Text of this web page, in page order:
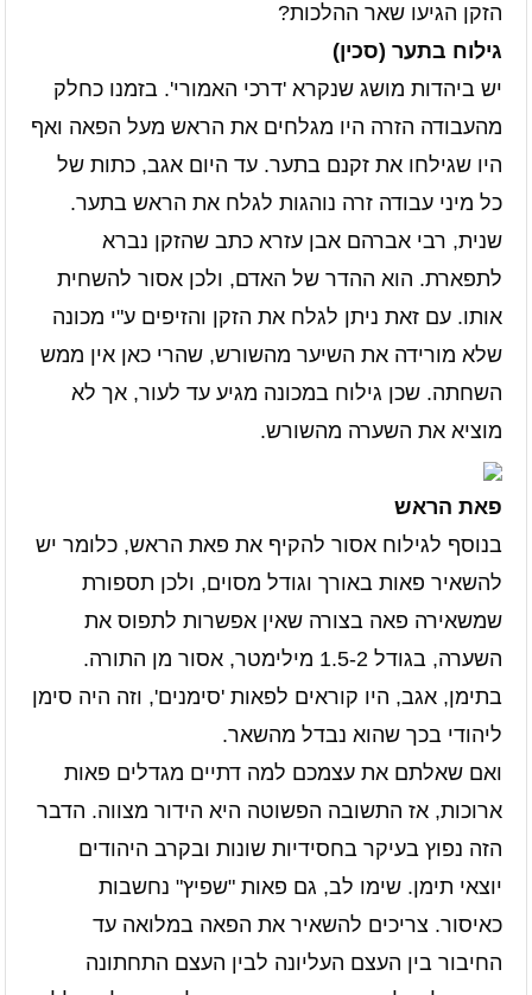
הזקן הגיעו שאר ההלכות?
גילוח בתער (סכין)
יש ביהדות מושג שנקרא 'דרכי האמורי'. בזמנו כחלק
מהעבודה הזרה היו מגלחים את הראש מעל הפאה ואף
היו שגילחו את זקנם בתער. עד היום אגב, כתות של
כל מיני עבודה זרה נוהגות לגלח את הראש בתער.
שנית, רבי אברהם אבן עזרא כתב שהזקן נברא
לתפארת. הוא ההדר של האדם, ולכן אסור להשחית
אותו. עם זאת ניתן לגלח את הזקן והזיפים ע"י מכונה
שלא מורידה את השיער מהשורש, שהרי כאן אין ממש
השחתה. שכן גילוח במכונה מגיע עד לעור, אך לא
מוציא את השערה מהשורש.
פאת הראש
בנוסף לגילוח אסור להקיף את פאת הראש, כלומר יש
להשאיר פאות באורך וגודל מסוים, ולכן תספורת
שמשאירה פאה בצורה שאין אפשרות לתפוס את
השערה, בגודל 1.5-2 מילימטר, אסור מן התורה.
בתימן, אגב, היו קוראים לפאות 'סימנים', וזה היה סימן
ליהודי בכך שהוא נבדל מהשאר.
ואם שאלתם את עצמכם למה דתיים מגדלים פאות
ארוכות, אז התשובה הפשוטה היא הידור מצווה. הדבר
הזה נפוץ בעיקר בחסידיות שונות ובקרב היהודים
יוצאי תימן. שימו לב, גם פאות "שפיץ" נחשבות
כאיסור. צריכים להשאיר את הפאה במלואה עד
החיבור בין העצם העליונה לבין העצם התחתונה